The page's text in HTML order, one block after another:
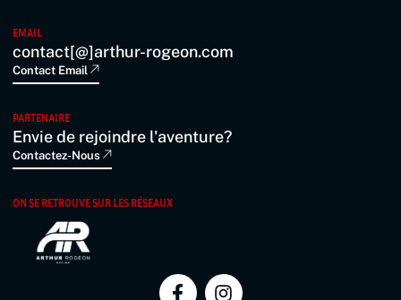
EMAIL
contact[@]arthur-rogeon.com
Contact Email
PARTENAIRE
Envie de rejoindre l'aventure?
Contactez-Nous
ON SE RETROUVE SUR LES RÉSEAUX